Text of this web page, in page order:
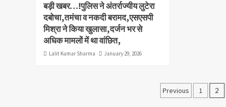
बड़ी खबर…!पुलिस ने अंतर्राज्यीय लुटेरा
दबोचा,तमंचा व नकदी बरामद,एसएसपी
मिश्रा ने किया खुलासा,दर्जन भर से
अधिक मामलों में था वांछित,
Lalit Kumar Sharma January 29, 2026
Posts
Previous 1 2